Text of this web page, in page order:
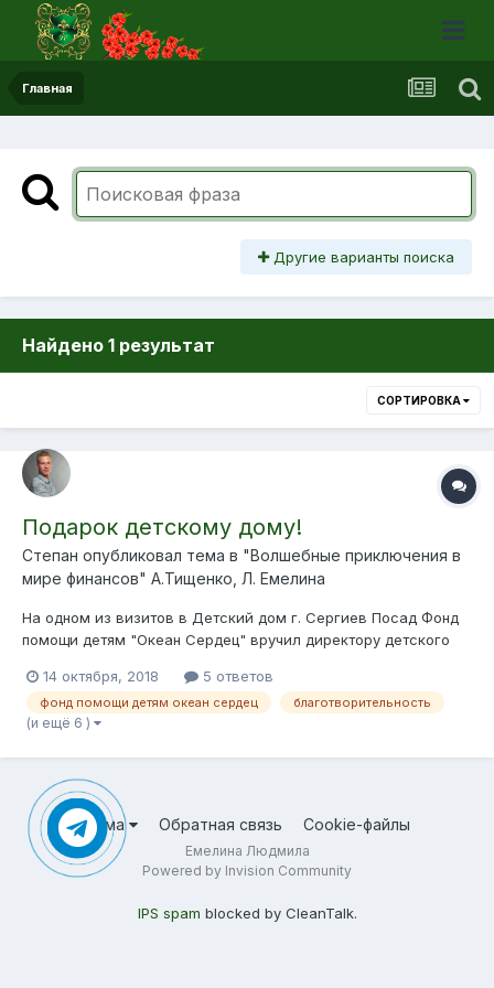
Главная
Другие варианты поиска
Найдено 1 результат
СОРТИРОВКА
Подарок детскому дому!
Степан опубликовал тема в "Волшебные приключения в
мире финансов " А.Тищенко, Л. Емелина
На одном из визитов в Детский дом г. Сергиев Посад Фонд
помощи детям "Океан Сердец" вручил директору детского
учреждения. Подробности Вы можете узнать пройдя по
ссылке! Давайте делать добро вместе!
14 октября, 2018 5 ответов
фонд помощи детям океан сердец благотворительность
(и ещё 6 )
Тема Обратная связь Cookie-файлы
Емелина Людмила
Powered by Invision Community
IPS spam blocked by CleanTalk.